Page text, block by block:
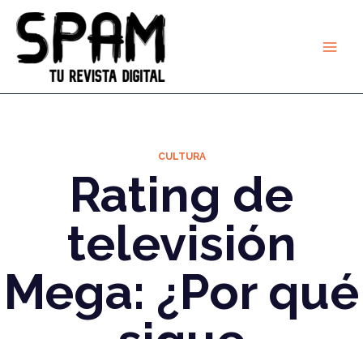
contenido
CULTURA
Rating de
televisión
Mega: ¿Por qué